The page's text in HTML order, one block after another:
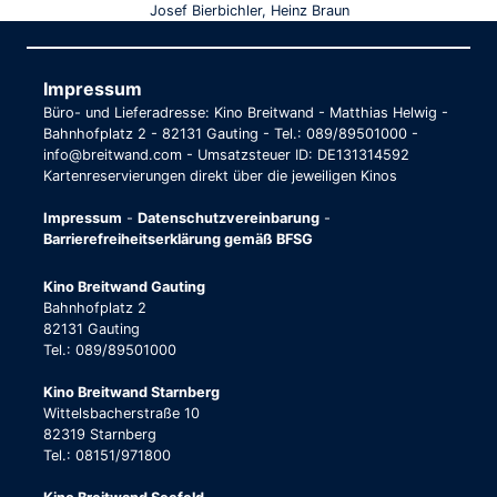
Josef Bierbichler, Heinz Braun
Impressum
Büro- und Lieferadresse: Kino Breitwand - Matthias Helwig -
Bahnhofplatz 2 - 82131 Gauting - Tel.: 089/89501000 -
info@breitwand.com - Umsatzsteuer ID: DE131314592
Kartenreservierungen direkt über die jeweiligen Kinos
Impressum - Datenschutzvereinbarung -
Barrierefreiheitserklärung gemäß BFSG
Kino Breitwand Gauting
Bahnhofplatz 2
82131 Gauting
Tel.: 089/89501000
Kino Breitwand Starnberg
Wittelsbacherstraße 10
82319 Starnberg
Tel.: 08151/971800